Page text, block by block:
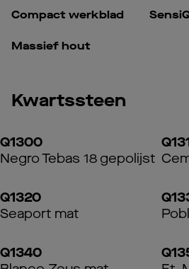
Compact werkblad
Massief hout
Kwartssteen
Q1300
Negro Tebas 18 gepolijst
Q1320
Seaport mat
Q1340